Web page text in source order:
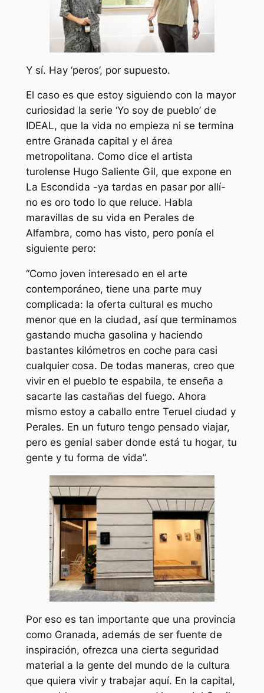
Y sí. Hay ‘peros’, por supuesto.
El caso es que estoy siguiendo con la mayor
curiosidad la serie ‘Yo soy de pueblo’ de
IDEAL, que la vida no empieza ni se termina
entre Granada capital y el área
metropolitana. Como dice el artista
turolense Hugo Saliente Gil, que expone en
La Escondida -ya tardas en pasar por allí-
no es oro todo lo que reluce. Habla
maravillas de su vida en Perales de
Alfambra, como has visto, pero ponía el
siguiente pero:
“Como joven interesado en el arte
contemporáneo, tiene una parte muy
complicada: la oferta cultural es mucho
menor que en la ciudad, así que terminamos
gastando mucha gasolina y haciendo
bastantes kilómetros en coche para casi
cualquier cosa. De todas maneras, creo que
vivir en el pueblo te espabila, te enseña a
sacarte las castañas del fuego. Ahora
mismo estoy a caballo entre Teruel ciudad y
Perales. En un futuro tengo pensado viajar,
pero es genial saber donde está tu hogar, tu
gente y tu forma de vida”.
Por eso es tan importante que una provincia
como Granada, además de ser fuente de
inspiración, ofrezca una cierta seguridad
material a la gente del mundo de la cultura
que quiera vivir y trabajar aquí. En la capital,